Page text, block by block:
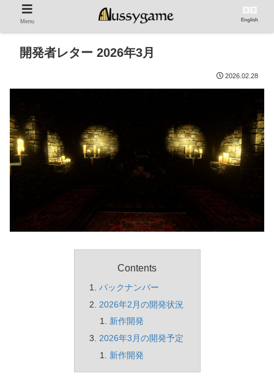
開発者レター 2026年3月
2026.02.28
Contents
バックナンバー
2026年2月の開発状況
新作開発
2026年3月の開発予定
新作開発
Menu English